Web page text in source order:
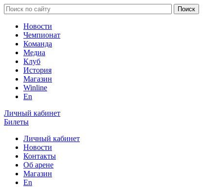
Новости
Чемпионат
Команда
Медиа
Клуб
История
Магазин
Winline
En
Личный кабинет
Билеты
Личный кабинет
Новости
Контакты
Об арене
Магазин
En